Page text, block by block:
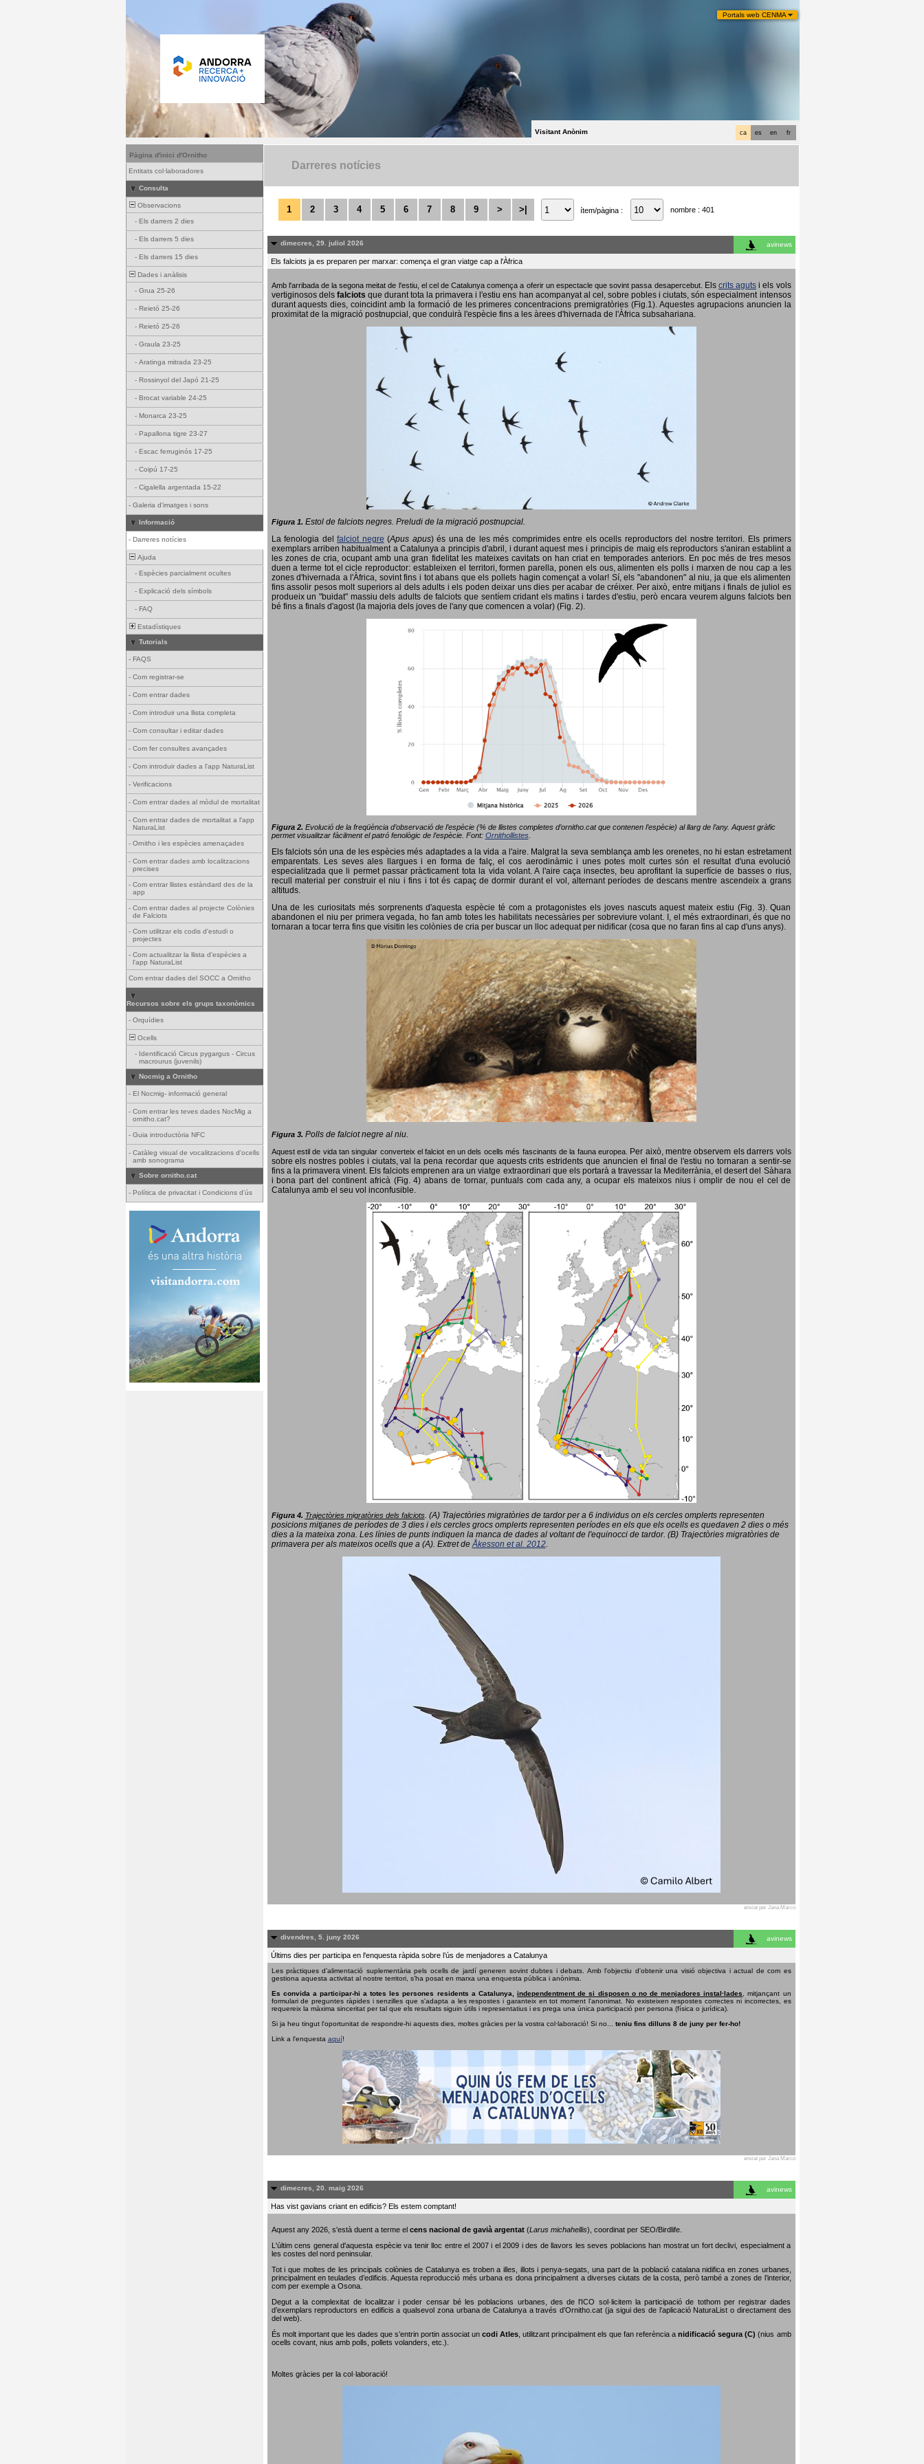
Portals web CENMA
fr
en
es
ca
Visitant Anònim
Pàgina d'inici d'Ornitho
Entitats col·laboradores
Consulta
Observacions
- Els darrers 2 dies
- Els darrers 5 dies
- Els darrers 15 dies
Dades i anàlisis
- Grua 25-26
- Reietó 25-26
- Reietó 25-26
- Graula 23-25
- Aratinga mitrada 23-25
- Rossinyol del Japó 21-25
- Brocat variable 24-25
- Monarca 23-25
- Papallona tigre 23-27
- Escac ferruginós 17-25
- Coipú 17-25
- Cigalella argentada 15-22
- Galeria d'imatges i sons
Informació
- Darreres notícies
Ajuda
- Espècies parcialment ocultes
- Explicació dels símbols
- FAQ
Estadístiques
Tutorials
- FAQS
- Com registrar-se
- Com entrar dades
- Com introduir una llista completa
- Com consultar i editar dades
- Com fer consultes avançades
- Com introduir dades a l'app NaturaList
- Verificacions
- Com entrar dades al mòdul de mortalitat
- Com entrar dades de mortalitat a l'app
NaturaList
- Ornitho i les espècies amenaçades
- Com entrar dades amb localitzacions
precises
- Com entrar llistes estàndard des de la
app
- Com entrar dades al projecte Colònies
de Falciots
- Com utilitzar els codis d'estudi o
projectes
- Com actualitzar la llista d'espècies a
l'app NaturaList
Com entrar dades del SOCC a Ornitho
Recursos sobre els grups taxonòmics
- Orquídies
Ocells
- Identificació Circus pygargus - Circus
macrourus (juvenils)
Nocmig a Ornitho
- El Nocmig- informació general
- Com entrar les teves dades NocMig a
ornitho.cat?
- Guia introductòria NFC
- Catàleg visual de vocalitzacions d'ocells
amb sonograma
Sobre ornitho.cat
- Política de privacitat i Condicions d'ús
Darreres notícies
1 2 3 4 5 6 7 8 9 > >| ítem/pàgina : nombre : 401
dimecres, 29. juliol 2026 avinews
Els falciots ja es preparen per marxar: comença el gran viatge cap a l'Àfrica
Amb l'arribada de la segona meitat de l'estiu, el cel de Catalunya comença a oferir un espectacle que sovint passa desapercebut. Els crits aguts i els vols
vertiginosos dels falciots que durant tota la primavera i l'estiu ens han acompanyat al cel, sobre pobles i ciutats, són especialment intensos
durant aquests dies, coincidint amb la formació de les primeres concentracions premigratòries (Fig.1). Aquestes agrupacions anuncien la
proximitat de la migració postnupcial, que conduirà l'espècie fins a les àrees d'hivernada de l'Àfrica subsahariana.
Figura 1. Estol de falciots negres. Preludi de la migració postnupcial.
La fenologia delfalciot negre (Apus apus) és una de les més comprimides entre els ocells reproductors del nostre territori. Els primers
exemplars arriben habitualment a Catalunya a principis d'abril, i durant aquest mes i principis de maig els reproductors s'aniran establint a
les zones de cria, ocupant amb una gran fidelitat les mateixes cavitats on han criat en temporades anteriors. En poc més de tres mesos
duen a terme tot el cicle reproductor: estableixen el territori, formen parella, ponen els ous, alimenten els polls i marxen de nou cap a les
zones d'hivernada a l'Àfrica, sovint fins i tot abans que els pollets hagin començat a volar! Sí, els "abandonen" al niu, ja que els alimenten
fins assolir pesos molt superiors al dels adults i els poden deixar uns dies per acabar de créixer. Per això, entre mitjans i finals de juliol es
produeix un "buidat" massiu dels adults de falciots que sentíem cridant els matins i tardes d'estiu, però encara veurem alguns falciots ben
bé fins a finals d'agost (la majoria dels joves de l'any que comencen a volar) (Fig. 2).
Figura 2. Evolució de la freqüència d’observació de l’espècie (% de llistes completes d’ornitho.cat que contenen l’espècie) al llarg de l’any. Aquest gràfic
permet visualitzar fàcilment el patró fenològic de l’espècie. Font: Ornithollistes.
Els falciots són una de les espècies més adaptades a la vida a l'aire. Malgrat la seva semblança amb les orenetes, no hi estan estretament
emparentats. Les seves ales llargues i en forma de falç, el cos aerodinàmic i unes potes molt curtes són el resultat d'una evolució
especialitzada que li permet passar pràcticament tota la vida volant. A l'aire caça insectes, beu aprofitant la superfície de basses o rius,
recull material per construir el niu i fins i tot és capaç de dormir durant el vol, alternant períodes de descans mentre ascendeix a grans
altituds.
Una de les curiositats més sorprenents d'aquesta espècie té com a protagonistes els joves nascuts aquest mateix estiu (Fig. 3). Quan
abandonen el niu per primera vegada, ho fan amb totes les habilitats necessàries per sobreviure volant. I, el més extraordinari, és que no
tornaran a tocar terra fins que visitin les colònies de cria per buscar un lloc adequat per nidificar (cosa que no faran fins al cap d'uns anys).
Figura 3. Polls de falciot negre al niu.
Aquest estil de vida tan singular converteix el falciot en un dels ocells més fascinants de la fauna europea. Per això, mentre observem els darrers vols
sobre els nostres pobles i ciutats, val la pena recordar que aquests crits estridents que anuncien el final de l'estiu no tornaran a sentir-se
fins a la primavera vinent. Els falciots emprenen ara un viatge extraordinari que els portarà a travessar la Mediterrània, el desert del Sàhara
i bona part del continent africà (Fig. 4) abans de tornar, puntuals com cada any, a ocupar els mateixos nius i omplir de nou el cel de
Catalunya amb el seu vol inconfusible.
Figura 4. Trajectòries migratòries dels falciots. (A) Trajectòries migratòries de tardor per a 6 individus on els cercles omplerts representen
posicions mitjanes de períodes de 3 dies i els cercles grocs omplerts representen períodes en els que els ocells es quedaven 2 dies o més
dies a la mateixa zona. Les línies de punts indiquen la manca de dades al voltant de l'equinocci de tardor. (B) Trajectòries migratòries de
primavera per als mateixos ocells que a (A). Extret deÅkesson et al. 2012.
enviat per Jana Marco
divendres, 5. juny 2026 avinews
Últims dies per participa en l'enquesta ràpida sobre l’ús de menjadores a Catalunya
Les pràctiques d’alimentació suplementària pels ocells de jardí generen sovint dubtes i debats. Amb l'objectiu d'obtenir una visió objectiva i actual de com es
gestiona aquesta activitat al nostre territori, s’ha posat en marxa una enquesta pública i anònima.
Es convida a participar-hi a totes les persones residents a Catalunya,independentment de si disposen o no de menjadores instal·lades, mitjançant un
formulari de preguntes ràpides i senzilles que s'adapta a les respostes i garanteix en tot moment l'anonimat. No existeixen respostes correctes ni incorrectes, es
requereix la màxima sinceritat per tal que els resultats siguin útils i representatius i es prega una única participació per persona (física o jurídica).
Si ja heu tingut l'oportunitat de respondre-hi aquests dies, moltes gràcies per la vostra col·laboració! Si no... teniu fins dilluns 8 de juny per fer-ho!
Link a l'enquesta aquí!
enviat per Jana Marco
dimecres, 20. maig 2026 avinews
Has vist gavians criant en edificis? Els estem comptant!
Aquest any 2026, s'està duent a terme el cens nacional de gavià argentat(Larus michahellis), coordinat per SEO/Birdlife.
L'últim cens general d'aquesta espècie va tenir lloc entre el 2007 i el 2009 i des de llavors les seves poblacions han mostrat un fort declivi, especialment a
les costes del nord peninsular.
Tot i que moltes de les principals colònies de Catalunya es troben a illes, illots i penya-segats, una part de la població catalana nidifica en zones urbanes,
principalment en teulades d’edificis. Aquesta reproducció més urbana es dona principalment a diverses ciutats de la costa, però també a zones de l’interior,
com per exemple a Osona.
Degut a la complexitat de localitzar i poder censar bé les poblacions urbanes, des de l'ICO sol·licitem la participació de tothom per registrar dades
d’exemplars reproductors en edificis a qualsevol zona urbana de Catalunya a través d’Ornitho.cat (ja sigui des de l’aplicació NaturaList o directament des
del web).
És molt important que les dades que s’entrin portin associat un codi Atles , utilitzant principalment els que fan referència anidificació segura (C) (nius amb
ocells covant, nius amb polls, pollets volanders, etc.).
Moltes gràcies per la col·laboració!